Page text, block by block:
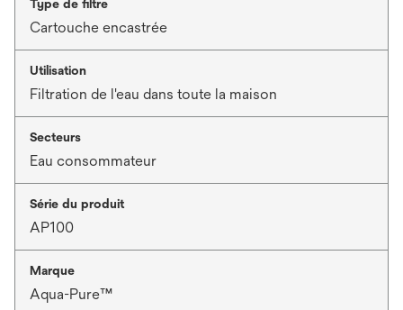
Type de filtre
Cartouche encastrée
Utilisation
Filtration de l'eau dans toute la maison
Secteurs
Eau consommateur
Série du produit
AP100
Marque
Aqua-Pure™